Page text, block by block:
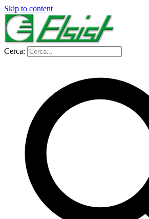
Skip to content
Cerca: